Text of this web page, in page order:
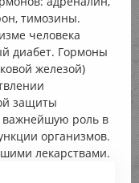
тимозины.
человека
диабет. Гормоны
железой)
защиты
важнейшую роль в
организмов.
лекарствами.